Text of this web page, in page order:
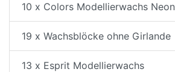
10 x Colors Modellierwachs Neon
19 x Wachsblöcke ohne Girlande
13 x Esprit Modellierwachs